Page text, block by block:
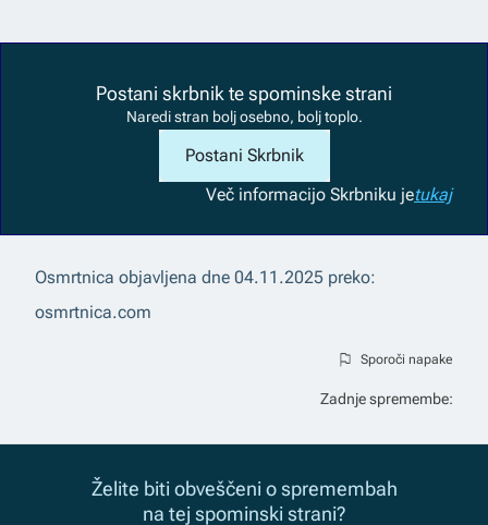
Postani skrbnik te spominske strani
Naredi stran bolj osebno, bolj toplo.
Postani Skrbnik
Več informacijo Skrbniku jetukaj
Osmrtnica objavljena dne 04.11.2025 preko:
osmrtnica.com
Sporoči napake
Zadnje spremembe:
Želite biti obveščeni o spremembah
na tej spominski strani?